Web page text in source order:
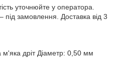
уточнюйте у оператора.
під замовлення. Доставка від 3
дріт Діаметр: 0,50 мм